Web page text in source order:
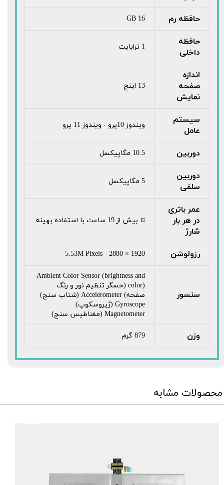
حافظه رم 16 GB
حافظه
داخلی
1 ترابایت
اندازه
صفحه
نمایش
13 اینچ
سیستم
عامل
ویندوز 10پرو - ویندوز 11 پرو
دوربین 10.5 مگاپیکسل
دوربین
سلفی
5 مگاپیکسل
عمر باتری
در هر بار
شارژ
تا بیش از 19 ساعت با استفاده بهینه
رزولوشن 1920 × 2880 - 5.53M Pixels
سنسور
Ambient Color Sensor (brightness and
color) (حسگر تنظیم نور و رنگ
صفحه) Accelerometer (شتاب سنج)
Gyroscope (ژیروسکوپ)
Magnetometer (مغناطیس سنج)
وزن 879 گرم
محصولات مشابه